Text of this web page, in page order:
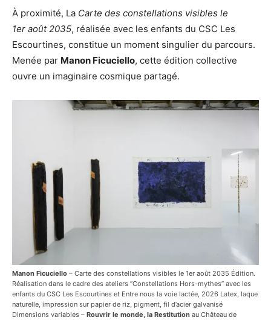
À proximité, La Carte des constellations visibles le
1er août 2035, réalisée avec les enfants du CSC Les
Escourtines, constitue un moment singulier du parcours.
Menée par Manon Ficuciello, cette édition collective
ouvre un imaginaire cosmique partagé.
Manon Ficuciello – Carte des constellations visibles le 1er août 2035 Édition.
Réalisation dans le cadre des ateliers ”Constellations Hors-mythes” avec les
enfants du CSC Les Escourtines et Entre nous la voie lactée, 2026 Latex, laque
naturelle, impression sur papier de riz, pigment, fil d’acier galvanisé
Dimensions variables – Rouvrir le monde, la Restitution au Château de